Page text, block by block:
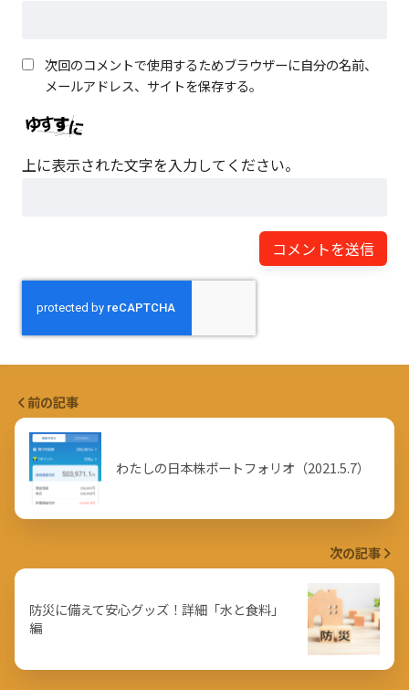
次回のコメントで使用するためブラウザーに自分の名前、
メールアドレス、サイトを保存する。
上に表示された文字を入力してください。
前の記事
わたしの日本株ポートフォリオ（2021.5.7）
次の記事
防災に備えて安心グッズ！詳細「水と食料」
編